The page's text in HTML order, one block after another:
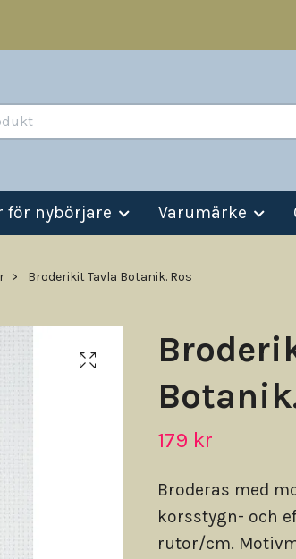
för nybörjare Varumärke
Broderikit Tavla Botanik. Ros
179 kr
Broderas med
korsstygn- och
rutor/cm.